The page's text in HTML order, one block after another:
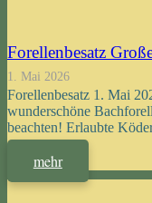
Forellenbesatz
1. Mai 2026
Forellenbesatz 1. Mai
wunderschöne
beachten! Erlaubte
mehr